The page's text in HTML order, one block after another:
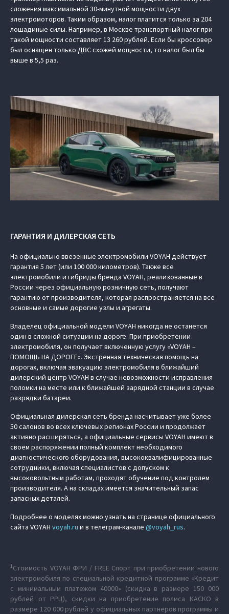
сложения максимальной 30-минутной мощности двух
электромоторов. Таким образом, налог платится только за 204
лошадиные силы. Например, в Москве транспортный налог при
такой мощности составляет 13 260 рублей. Если бы кроссовер
был оснащен только ДВС схожей мощности, то налог был бы
выше в 5,5 раз.
ГАРАНТИЯ И ДИЛЕРСКАЯ СЕТЬ
На официально ввезенные электромобили VOYAH действует
гарантия 5 лет (или 100 000 километров). Также все
электромобили и гибриды бренда VOYAH, реализованные в
России через официальную розничную сеть, получают
гарантию от производителя, которая распространяется на все
основные и самые дорогие узлы и агрегаты.
Владелец официальной модели VOYAH никогда не останется
один в сложной ситуации на дороге. При приобретении
электромобиля, он получает включенную услугу «VOYAH –
ПОМОЩЬ НА ДОРОГЕ». Экстренная техническая помощь на
дорогах, включая эвакуацию электромобиля в ближайший
дилерский центр VOYAH в случае невозможности исправления
поломки на месте или к ближайшей зарядной станции в случае
разрядки батареи.
Официальная дилерская сеть бренда насчитывает уже более
50 салонов во всех ключевых регионах России и продолжает
активно расширяться, а официальные сервисы VOYAH имеют в
своем распоряжении полный комплект необходимого
диагностического оборудования, высококвалифицированные
сотрудники, включая специалистов с допуском к
высоковольтным работам, проходят обучение под контролем
производителя. А на складах имеется значительный запас
запасных деталей.
Подробнее о моделях можно узнать на странице официального
сайта VOYAH voyah.ru и в телеграм-канале @voyah_rus.
1Стоимость VOYAH ФРИ / FREE Спорт при приобретении нового
электромобиля по специальной кредитной программе «Кредит
c минимальным платежом 40000» (скидка в размере 150 000
рублей от РРЦ), скидки на приобретение полиса КАСКО в
размере 120 000 рублей у официальных партнеров программы и